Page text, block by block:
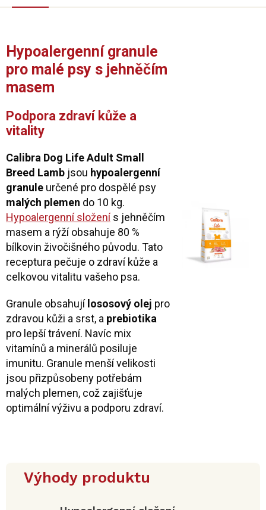
Hypoalergenní granule
pro malé psy s jehněčím
masem
Podpora zdraví kůže a
vitality
Calibra Dog Life Adult Small
Breed Lamb jsou hypoalergenní
granule určené pro dospělé psy
malých plemen do 10 kg.
Hypoalergenní složenís jehněčím
masem a rýží obsahuje 80 %
bílkovin živočišného původu. Tato
receptura pečuje o zdraví kůže a
celkovou vitalitu vašeho psa.
Granule obsahujílososový olej pro
zdravou kůži a srst, a prebiotika
pro lepší trávení. Navíc mix
vitamínů a minerálů posiluje
imunitu. Granule menší velikosti
jsou přizpůsobeny potřebám
malých plemen, což zajišťuje
optimální výživu a podporu zdraví.
Výhody produktu